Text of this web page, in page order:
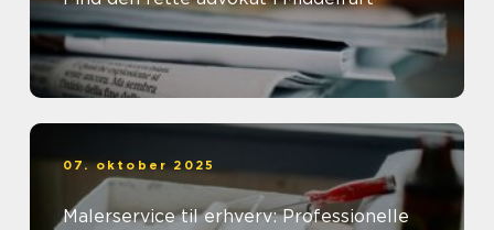
07. oktober 2025
Malerservice til erhverv: Professionelle